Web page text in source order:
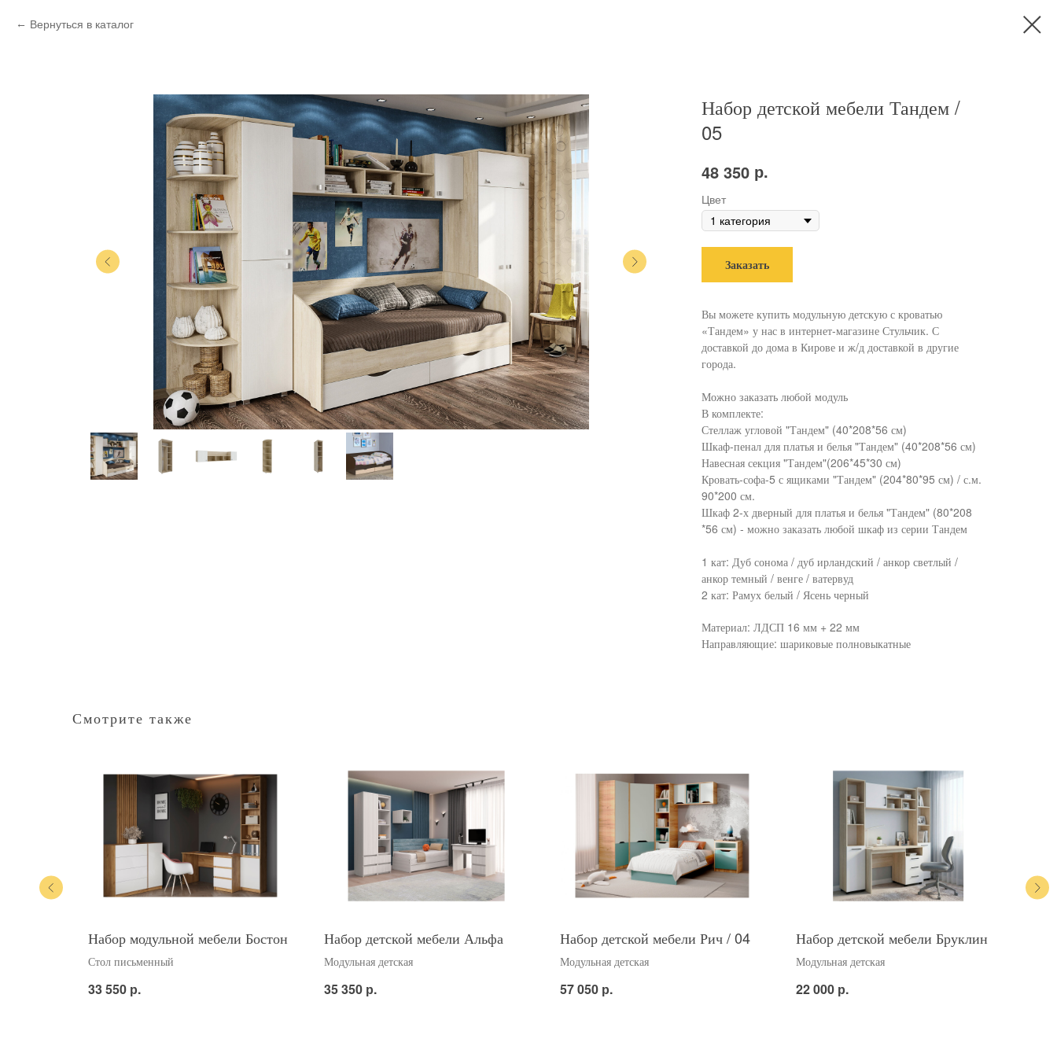
Вернуться в каталог
Набор детской мебели Тандем /
05
48 350 р.
Цвет
Заказать
Вы можете купить модульную детскую с кроватью
«Тандем» у нас в интернет-магазине Стульчик. С
доставкой до дома в Кирове и ж/д доставкой в другие
города.
Можно заказать любой модуль
В комплекте:
Стеллаж угловой "Тандем" (40*208*56 см)
Шкаф-пенал для платья и белья "Тандем" (40*208*56 см)
Навесная секция "Тандем"(206*45*30 см)
Кровать-софа-5 с ящиками "Тандем" (204*80*95 см) / с.м.
90*200 см.
Шкаф 2-х дверный для платья и белья "Тандем" (80*208
*56 см) - можно заказать любой шкаф из серии Тандем
1 кат: Дуб сонома / дуб ирландский / анкор светлый /
анкор темный / венге / ватервуд
2 кат: Рамух белый / Ясень черный
Материал: ЛДСП 16 мм + 22 мм
Направляющие: шариковые полновыкатные
Смотрите также
Набор модульной мебели Бостон
Стол письменный
33 550 р.
Набор детской мебели Альфа
Модульная детская
35 350 р.
Набор детской мебели Рич / 04
Модульная детская
57 050 р.
Набор детской мебели Бруклин
Модульная детская
22 000 р.